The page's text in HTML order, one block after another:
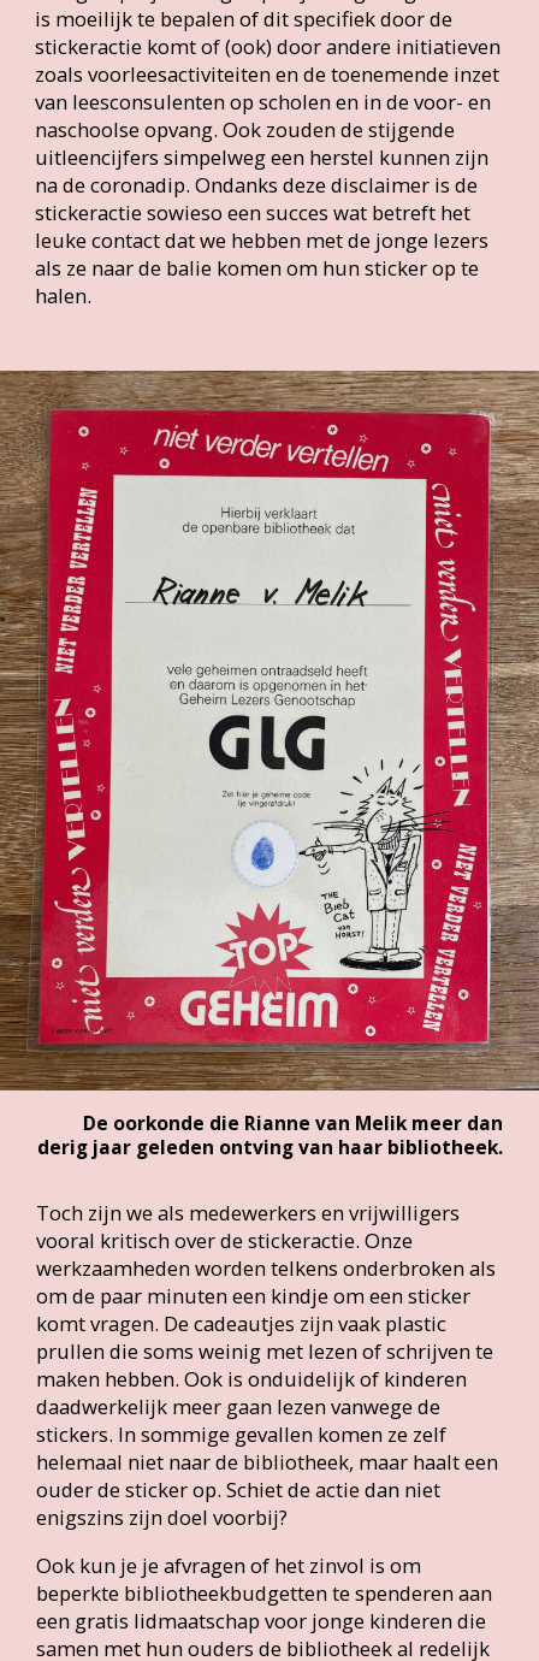
De oorkonde die Rianne van Melik meer dan
derig jaar geleden ontving van haar bibliotheek.
Toch zijn we als medewerkers en vrijwilligers
vooral kritisch over de stickeractie. Onze
werkzaamheden worden telkens onderbroken als
om de paar minuten een kindje om een sticker
komt vragen. De cadeautjes zijn vaak plastic
prullen die soms weinig met lezen of schrijven te
maken hebben. Ook is onduidelijk of kinderen
daadwerkelijk meer gaan lezen vanwege de
stickers. In sommige gevallen komen ze zelf
helemaal niet naar de bibliotheek, maar haalt een
ouder de sticker op. Schiet de actie dan niet
enigszins zijn doel voorbij?
Ook kun je je afvragen of het zinvol is om
beperkte bibliotheekbudgetten te spenderen aan
een gratis lidmaatschap voor jonge kinderen die
samen met hun ouders de bibliotheek al redelijk
goed weten te vinden. Waarom niet vooral de
pijlen richten op het behouden van betalende
leden of het aantrekken van nieuwe leden? Vanuit
dat oogpunt levert een poster in een metrostation
misschien meer op dan een stickeractie voor de
jeugd. Hoe dan ook, posters, stickers en
binden aan de bibliotheek. Nu nog hoe je dit op
een duurzamere en inclusievere manier kunt